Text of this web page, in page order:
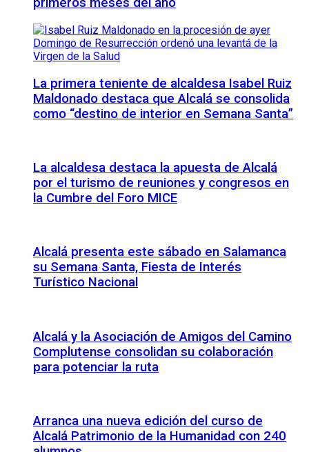
La primera teniente de alcaldesa Isabel Ruiz
Maldonado destaca que Alcalá se consolida
como “destino de interior en Semana Santa”
La alcaldesa destaca la apuesta de Alcalá
por el turismo de reuniones y congresos en
la Cumbre del Foro MICE
Alcalá presenta este sábado en Salamanca
su Semana Santa, Fiesta de Interés
Turístico Nacional
Alcalá y la Asociación de Amigos del Camino
Complutense consolidan su colaboración
para potenciar la ruta
Arranca una nueva edición del curso de
Alcalá Patrimonio de la Humanidad con 240